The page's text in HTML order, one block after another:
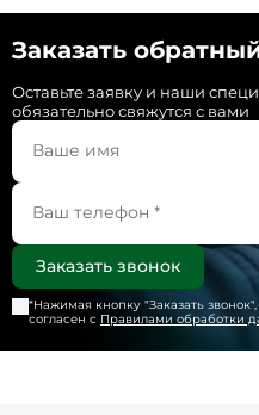
Заказать
Оставьте заявку и наши
обязательно свяжутся с вами
*Нажимая кнопку "Заказать звонок
согласен с Правилами обработки